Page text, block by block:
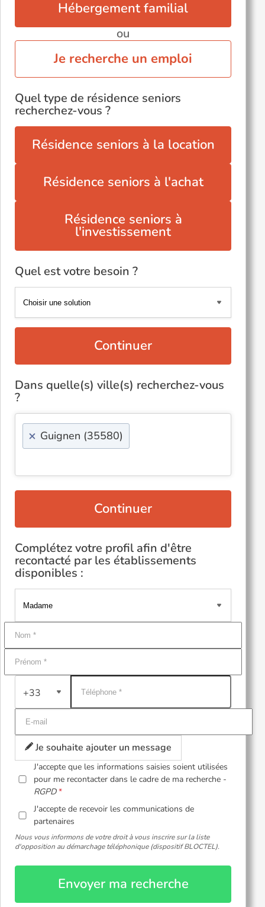
Hébergement familial
ou
Je recherche un emploi
Quel type de résidence seniors
recherchez-vous ?
Résidence seniors à la location
Résidence seniors à l'achat
Résidence seniors à
l'investissement
Quel est votre besoin ?
Continuer
Dans quelle(s) ville(s) recherchez-vous
?
× Guignen (35580)
Continuer
Complétez votre profil afin d'être
recontacté par les établissements
disponibles :
+33
Je souhaite ajouter un message
J'accepte que les informations saisies soient utilisées
pour me recontacter dans le cadre de ma recherche -
RGPD
J'accepte de recevoir les communications de
partenaires
Nous vous informons de votre droit à vous inscrire sur la liste
d'opposition au démarchage téléphonique (dispositif BLOCTEL).
Envoyer ma recherche